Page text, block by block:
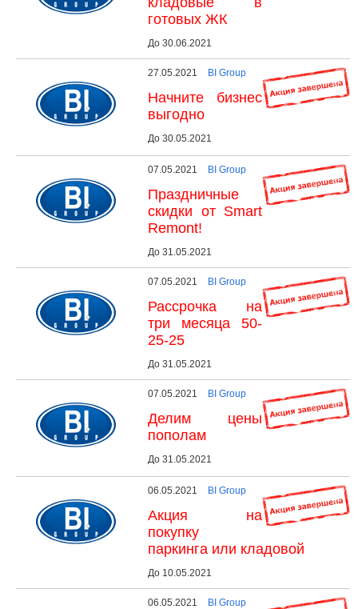
готовых ЖК
До 30.06.2021
27.05.2021 BI Group
Начните бизнес
выгодно
До 30.05.2021
07.05.2021 BI Group
Праздничные
скидки от Smart
Remont!
До 31.05.2021
07.05.2021 BI Group
Рассрочка на
три месяца 50-
25-25
До 31.05.2021
07.05.2021 BI Group
Делим цены
пополам
До 31.05.2021
06.05.2021 BI Group
Акция на
покупку
паркинга или кладовой
До 10.05.2021
06.05.2021 BI Group